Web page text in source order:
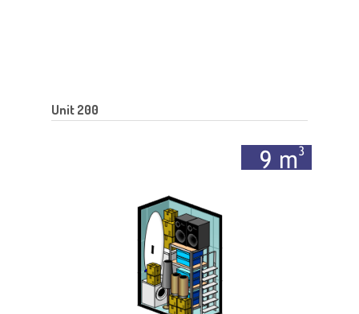
Unit 200